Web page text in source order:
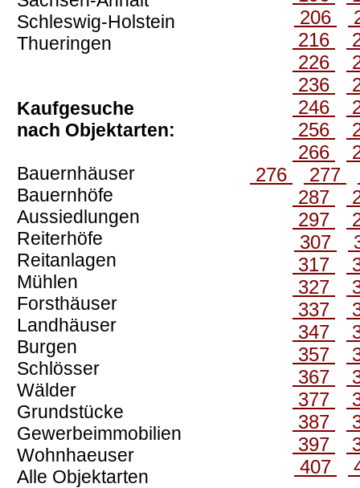
Schleswig-Holstein
Thueringen
Kaufgesuche
nach Objektarten:
Bauernhäuser
Bauernhöfe
Aussiedlungen
Reiterhöfe
Reitanlagen
Mühlen
Forsthäuser
Landhäuser
Burgen
Schlösser
Wälder
Grundstücke
Gewerbeimmobilien
Wohnhaeuser
Alle Objektarten
206
216
226
236
246
256
266
276
277
287
297
307
317
327
337
347
357
367
377
387
397
407